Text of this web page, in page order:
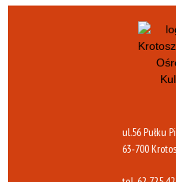
ul.56 Pułku
63-700